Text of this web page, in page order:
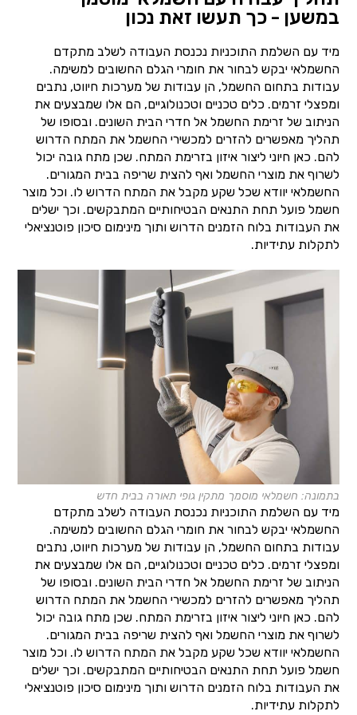
במשען - כך תעשו זאת נכון
מיד עם השלמת התוכניות נכנסת העבודה לשלב מתקדם
החשמלאי יבקש לבחור את חומרי הגלם החשובים למשימה.
עבודות בתחום החשמל, הן עבודות של מערכות חיווט, נתבים
ומפצלי זרמים. כלים טכניים וטכנולוגיים, הם אלו שמבצעים את
הניתוב של זרימת החשמל אל חדרי הבית השונים. ובסופו של
תהליך מאפשרים להזרים למכשירי החשמל את המתח הדרוש
להם. כאן חיוני ליצור איזון בזרימת המתח. שכן מתח גובה יכול
לשרוף את מוצרי החשמל ואף להצית שריפה בבית המגורים.
החשמלאי יוודא שכל שקע מקבל את המתח הדרוש לו. וכל מוצר
חשמל פועל תחת התנאים הבטיחותיים המתבקשים. וכך ישלים
את העבודות בלוח הזמנים הדרוש ותוך מינימום סיכון פוטנציאלי
לתקלות עתידיות.
בתמונה: חשמלאי מוסמך מתקין גופי תאורה בבית חדש
מיד עם השלמת התוכניות נכנסת העבודה לשלב מתקדם
החשמלאי יבקש לבחור את חומרי הגלם החשובים למשימה.
עבודות בתחום החשמל, הן עבודות של מערכות חיווט, נתבים
ומפצלי זרמים. כלים טכניים וטכנולוגיים, הם אלו שמבצעים את
הניתוב של זרימת החשמל אל חדרי הבית השונים. ובסופו של
תהליך מאפשרים להזרים למכשירי החשמל את המתח הדרוש
להם. כאן חיוני ליצור איזון בזרימת המתח. שכן מתח גובה יכול
לשרוף את מוצרי החשמל ואף להצית שריפה בבית המגורים.
החשמלאי יוודא שכל שקע מקבל את המתח הדרוש לו. וכל מוצר
חשמל פועל תחת התנאים הבטיחותיים המתבקשים. וכך ישלים
את העבודות בלוח הזמנים הדרוש ותוך מינימום סיכון פוטנציאלי
לתקלות עתידיות.